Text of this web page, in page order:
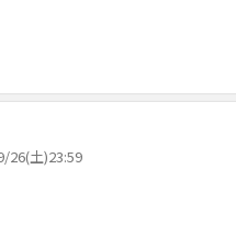
26(土)23:59